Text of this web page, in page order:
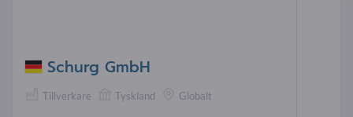
Schurg GmbH
Tillverkare Tyskland Globalt